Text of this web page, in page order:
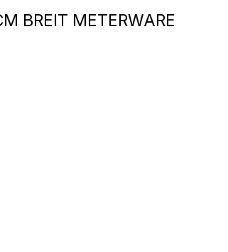
BREIT METERWARE